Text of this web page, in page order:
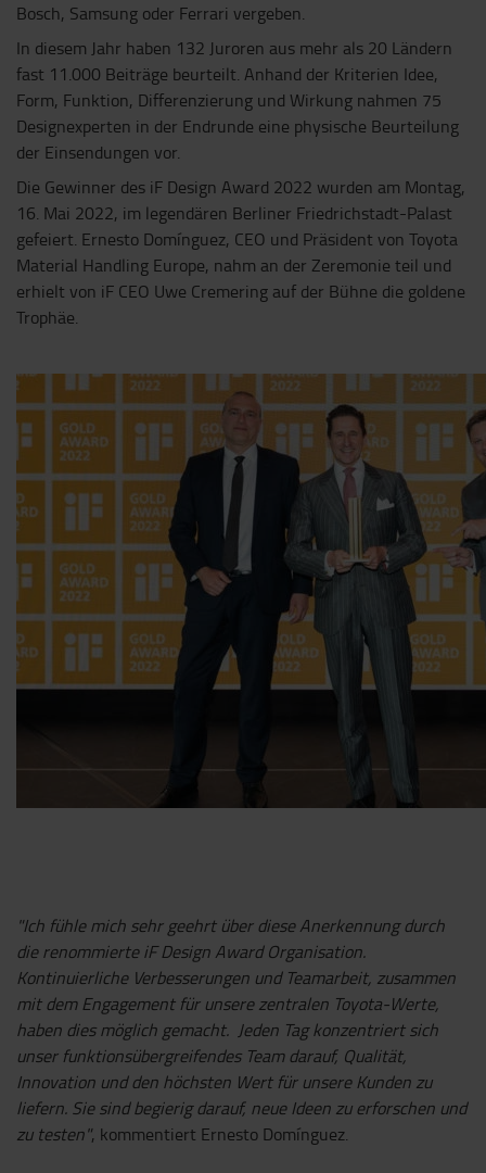
Bosch, Samsung oder Ferrari vergeben.
In diesem Jahr haben 132 Juroren aus mehr als 20 Ländern
fast 11.000 Beiträge beurteilt. Anhand der Kriterien Idee,
Form, Funktion, Differenzierung und Wirkung nahmen 75
Designexperten in der Endrunde eine physische Beurteilung
der Einsendungen vor.
Die Gewinner des iF Design Award 2022 wurden am Montag,
16. Mai 2022, im legendären Berliner Friedrichstadt-Palast
gefeiert. Ernesto Domínguez, CEO und Präsident von Toyota
Material Handling Europe, nahm an der Zeremonie teil und
erhielt von iF CEO Uwe Cremering auf der Bühne die goldene
Trophäe.
"Ich fühle mich sehr geehrt über diese Anerkennung durch
die renommierte iF Design Award Organisation.
Kontinuierliche Verbesserungen und Teamarbeit, zusammen
mit dem Engagement für unsere zentralen Toyota-Werte,
haben dies möglich gemacht. Jeden Tag konzentriert sich
unser funktionsübergreifendes Team darauf, Qualität,
Innovation und den höchsten Wert für unsere Kunden zu
liefern. Sie sind begierig darauf, neue Ideen zu erforschen und
zu testen", kommentiert Ernesto Domínguez.